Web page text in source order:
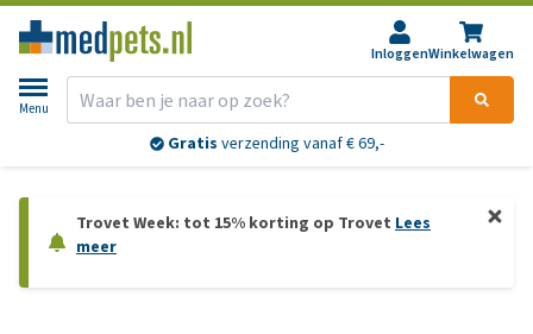
InloggenWinkelwagen
Menu
Gratis verzending vanaf € 69,-
Trovet Week: tot 15% korting op Trovet Lees
meer